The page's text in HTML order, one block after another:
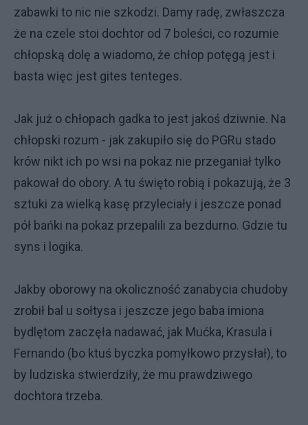
zabawki to nic nie szkodzi. Damy radę, zwłaszcza
że na czele stoi dochtor od 7 boleści, co rozumie
chłopską dolę a wiadomo, że chłop potęgą jest i
basta więc jest gites tenteges.
Jak już o chłopach gadka to jest jakoś dziwnie. Na
chłopski rozum - jak zakupiło się do PGRu stado
krów nikt ich po wsi na pokaz nie przeganiał tylko
pakował do obory. A tu święto robią i pokazują, że 3
sztuki za wielką kasę przyleciały i jeszcze ponad
pół bańki na pokaz przepalili za bezdurno. Gdzie tu
syns i logika.
Jakby oborowy na okoliczność zanabycia chudoby
zrobił bal u sołtysa i jeszcze jego baba imiona
bydlętom zaczęła nadawać, jak Mućka, Krasula i
Fernando (bo ktuś byczka pomyłkowo przysłał), to
by ludziska stwierdziły, że mu prawdziwego
dochtora trzeba.